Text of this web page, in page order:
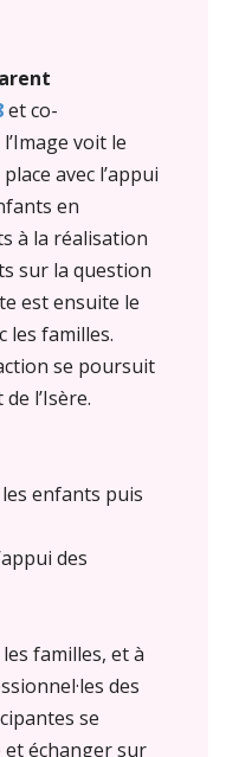
et co-
voit le
avec l’appui
en
à la réalisation
sur la question
est ensuite le
les familles.
se poursuit
l’Isère.
enfants puis
des
familles, et à
des
se
échanger sur